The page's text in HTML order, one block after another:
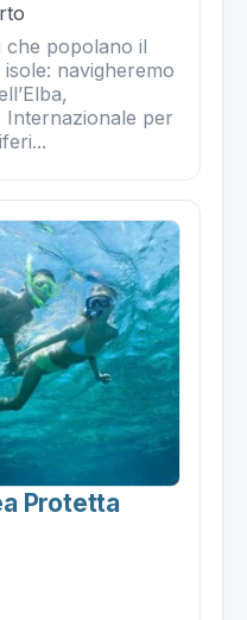
che popolano il
navigheremo
per
Protetta